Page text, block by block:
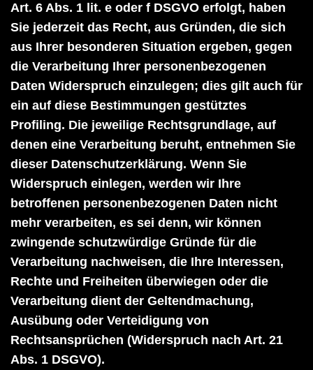
Art. 6 Abs. 1 lit. e oder f DSGVO erfolgt, haben
Sie jederzeit das Recht, aus Gründen, die sich
aus Ihrer besonderen Situation ergeben, gegen
die Verarbeitung Ihrer personenbezogenen
Daten Widerspruch einzulegen; dies gilt auch für
ein auf diese Bestimmungen gestütztes
Profiling. Die jeweilige Rechtsgrundlage, auf
denen eine Verarbeitung beruht, entnehmen Sie
dieser Datenschutzerklärung. Wenn Sie
Widerspruch einlegen, werden wir Ihre
betroffenen personenbezogenen Daten nicht
mehr verarbeiten, es sei denn, wir können
zwingende schutzwürdige Gründe für die
Verarbeitung nachweisen, die Ihre Interessen,
Rechte und Freiheiten überwiegen oder die
Verarbeitung dient der Geltendmachung,
Ausübung oder Verteidigung von
Rechtsansprüchen (Widerspruch nach Art. 21
Abs. 1 DSGVO).